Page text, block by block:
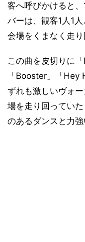
客へ呼びかけると
バーは、観客1人1
会場をくまなく走り
この曲を皮切りに
「Booster」「Hey
ずれも激しいヴォ
場を走り回ってい
のあるダンスと力強